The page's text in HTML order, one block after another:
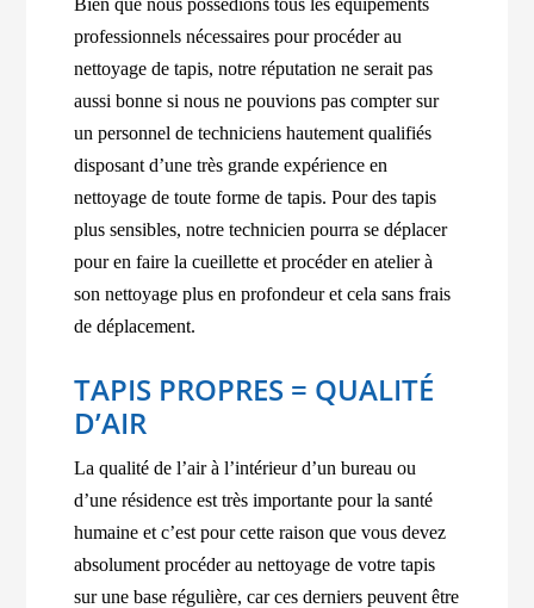
Bien que nous possédions tous les équipements
professionnels nécessaires pour procéder au
nettoyage de tapis, notre réputation ne serait pas
aussi bonne si nous ne pouvions pas compter sur
un personnel de techniciens hautement qualifiés
disposant d’une très grande expérience en
nettoyage de toute forme de tapis. Pour des tapis
plus sensibles, notre technicien pourra se déplacer
pour en faire la cueillette et procéder en atelier à
son nettoyage plus en profondeur et cela sans frais
de déplacement.
TAPIS PROPRES = QUALITÉ
D’AIR
La qualité de l’air à l’intérieur d’un bureau ou
d’une résidence est très importante pour la santé
humaine et c’est pour cette raison que vous devez
absolument procéder au nettoyage de votre tapis
sur une base régulière, car ces derniers peuvent être